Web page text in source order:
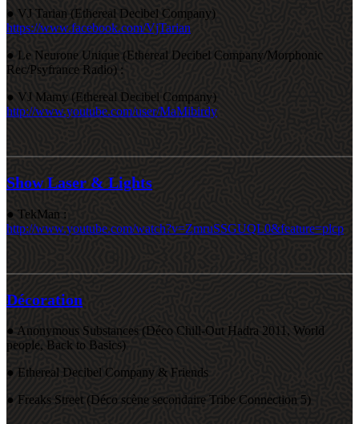
● VJ Tarian (Ethereal Decibel Company)
https://www.facebook.com/VjTarian
● Le Neurone Unique (Ethereal Decibel Company/Morphonic
Rec/Psyfrance Radio) :
● VJ Mamy (Ethereal Decibel Company)
http://www.youtube.com/user/MaMibirdy
Show Laser & Lights
● TekMan :
http://www.youtube.com/watch?v=ZmruSSGUQL0&feature=plcp
Décoration
● Anonymous Substances (Déco Chill-Out Hadra 2011, World
people, Back to Basics)
● Ethereal Decibel Company & Friends
● Freaks Street (Déco scène secondaire Tribe Connection 5)